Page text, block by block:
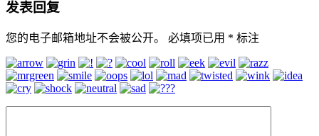
发表回复
您的电子邮箱地址不会被公开。 必填项已用 * 标注